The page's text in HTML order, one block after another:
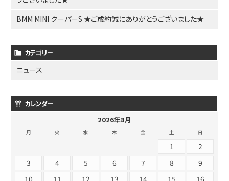
BMM MINI クーパーS ★ご成約誠にありがとうございました★
カテゴリー
ニュース
カレンダー
2026年8月
月 火 水 木 金 土 日
1
2
3
4 5 6 7 8
9
10
11 12 13 14 15
16